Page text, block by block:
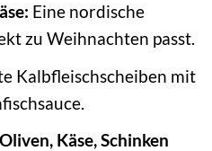
Eine nordische
zu Weihnachten passt.
Kalbfleischscheiben mit
Käse, Schinken